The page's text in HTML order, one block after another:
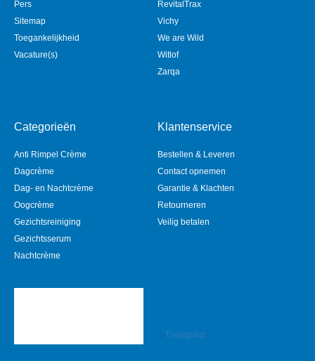
Pers
Sitemap
Toegankelijkheid
Vacature(s)
RevitalTrax
Vichy
We are Wild
Witlof
Zarqa
Categorieën
Anti Rimpel Crème
Dagcrème
Dag- en Nachtcrème
Oogcrème
Gezichtsreiniging
Gezichtsserum
Nachtcrème
Klantenservice
Bestellen & Leveren
Contact opnemen
Garantie & Klachten
Retourneren
Veilig betalen
Trustpilot